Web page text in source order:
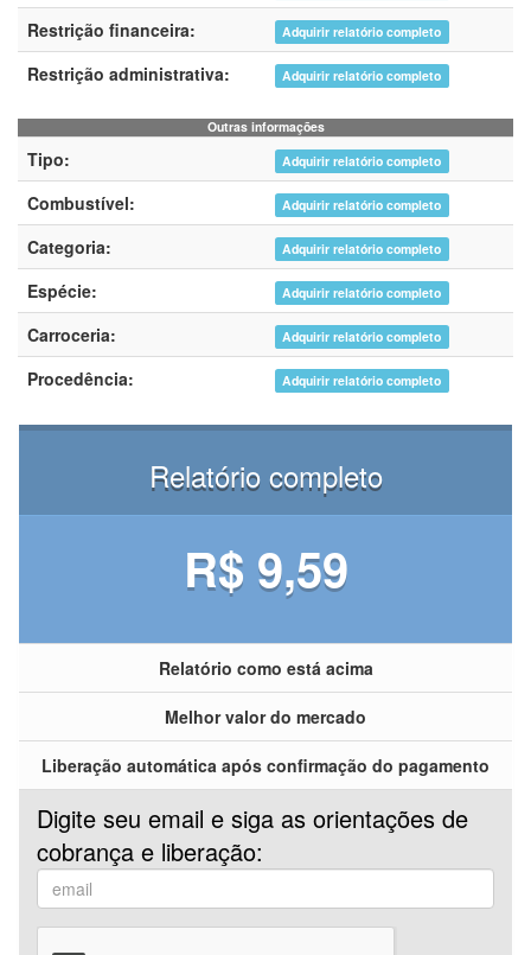
Restrição financeira: Adquirir relatório completo
Restrição administrativa: Adquirir relatório completo
Outras informações
Tipo: Adquirir relatório completo
Combustível: Adquirir relatório completo
Categoria: Adquirir relatório completo
Espécie: Adquirir relatório completo
Carroceria: Adquirir relatório completo
Procedência: Adquirir relatório completo
Relatório completo
R$ 9,59
Relatório como está acima
Melhor valor do mercado
Liberação automática após confirmação do pagamento
Digite seu email e siga as orientações de
cobrança e liberação: